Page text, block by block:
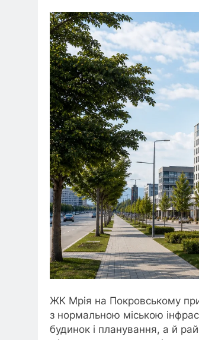
ЖК Мрія на Покровському
з нормальною міською
будинок і планування, а й